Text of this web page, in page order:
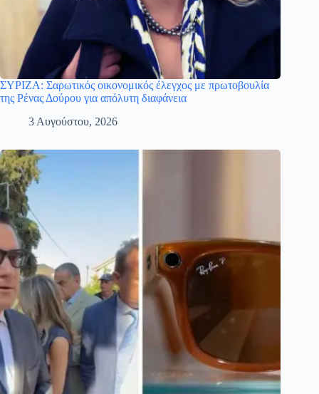
ΣΥΡΙΖΑ: Σαρωτικός οικονομικός έλεγχος με πρωτοβουλία
της Ρένας Δούρου για απόλυτη διαφάνεια
3 Αυγούστου, 2026